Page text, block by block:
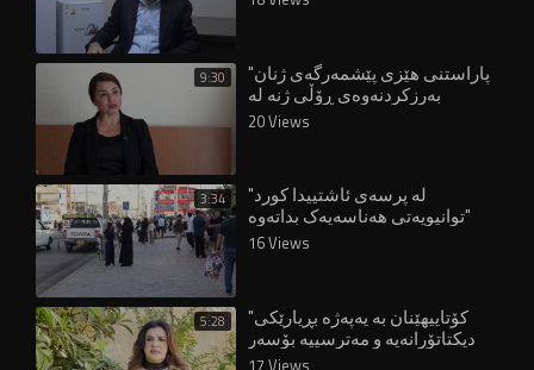
9:30 "پاراستنی هێزی پێشمەرگەی ژنان
بەرزکردنەوەی ڕۆڵی ژنە لە
دامەزراوە ئەمنییەکاندا" 20 Views
3:34 "لە پرسەی ئاشتییدا کورد
توانیویەتی هەناسەیەک بداتەوە"
16 Views
5:28 "کۆتاییهێنان بە یەپەژە بڕیارێکی
دیکتاتۆرانەیە و مەترسییە بۆسەر